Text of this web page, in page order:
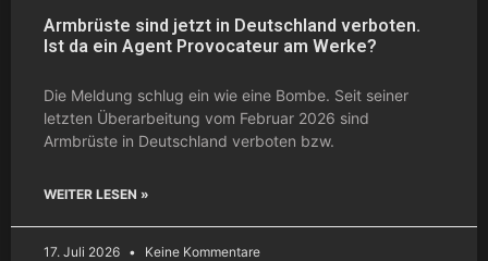
Armbrüste sind jetzt in Deutschland verboten.
Ist da ein Agent Provocateur am Werke?
Die Meldung schlug ein wie eine Bombe. Seit seiner
letzten Überarbeitung vom Februar 2026 sind
Armbrüste in Deutschland verboten bzw.
WEITER LESEN »
17. Juli 2026 Keine Kommentare